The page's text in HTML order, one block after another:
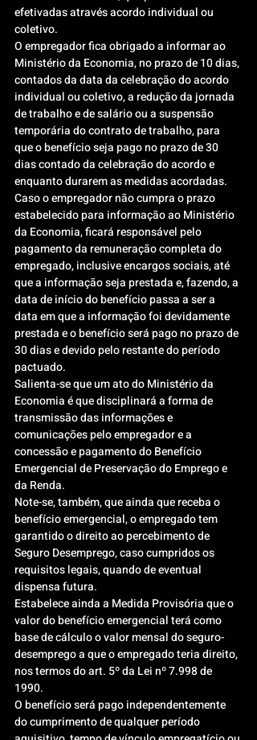
efetivadas através acordo individual ou
coletivo.
O empregador fica obrigado a informar ao
Ministério da Economia, no prazo de 10 dias,
contados da data da celebração do acordo
individual ou coletivo, a redução da jornada
de trabalho e de salário ou a suspensão
temporária do contrato de trabalho, para
que o benefício seja pago no prazo de 30
dias contado da celebração do acordo e
enquanto durarem as medidas acordadas.
Caso o empregador não cumpra o prazo
estabelecido para informação ao Ministério
da Economia, ficará responsável pelo
pagamento da remuneração completa do
empregado, inclusive encargos sociais, até
que a informação seja prestada e, fazendo, a
data de início do benefício passa a ser a
data em que a informação foi devidamente
prestada e o benefício será pago no prazo de
30 dias e devido pelo restante do período
pactuado.
Salienta-se que um ato do Ministério da
Economia é que disciplinará a forma de
transmissão das informações e
comunicações pelo empregador e a
concessão e pagamento do Benefício
Emergencial de Preservação do Emprego e
da Renda.
Note-se, também, que ainda que receba o
benefício emergencial, o empregado tem
garantido o direito ao percebimento de
Seguro Desemprego, caso cumpridos os
requisitos legais, quando de eventual
dispensa futura.
Estabelece ainda a Medida Provisória que o
valor do benefício emergencial terá como
base de cálculo o valor mensal do seguro-
desemprego a que o empregado teria direito,
nos termos do art. 5º da Lei nº 7.998 de
1990.
O benefício será pago independentemente
do cumprimento de qualquer período